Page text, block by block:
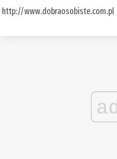
http://www.dobraosobiste.com.pl
ad